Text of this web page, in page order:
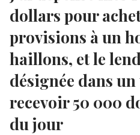
dollars pour
provisions à un
haillons, et le
désignée dans
recevoir 50 000
du jour